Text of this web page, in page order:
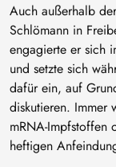
Auch außerhalb
Schlömann in
engagierte er sich
und setzte sich
dafür ein, auf
diskutieren. Immer
mRNA-Impfstoffen
heftigen